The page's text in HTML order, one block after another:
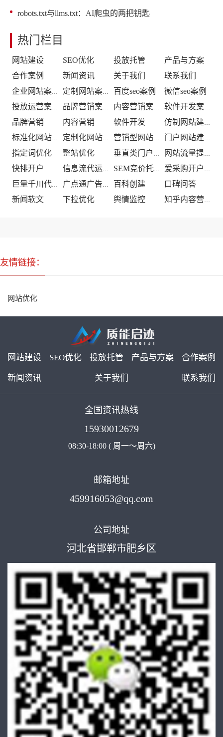
robots.txt与llms.txt：AI爬虫的两把钥匙
热门栏目
网站建设 SEO优化 投放托管
产品与方案
合作案例
新闻资讯 关于我们 联系我们
企业网站案例 定制网站案例 百度seo案例 微信seo案例
投放运营案例 品牌营销案例 内容营销案例 软件开发案例
品牌营销 内容营销 软件开发 仿制网站建设
标准化网站建设 定制化网站建设 营销型网站建设 门户网站建设
指定词优化 整站优化 垂直类门户优化 网站流量提升
快排开户 信息流代运营 SEM竞价托管 爱采购开户推广
巨量千川代运营 广点通广告投放 百科创建
口碑问答
新闻软文
下拉优化 舆情监控 知乎内容营销
友情链接：
网站优化
网站建设 SEO优化 投放托管 产品与方案 合作案例
新闻资讯 关于我们 联系我们
全国资讯热线
15930012679
08:30-18:00 ( 周一～周六)
邮箱地址
459916053@qq.com
公司地址
河北省邯郸市肥乡区